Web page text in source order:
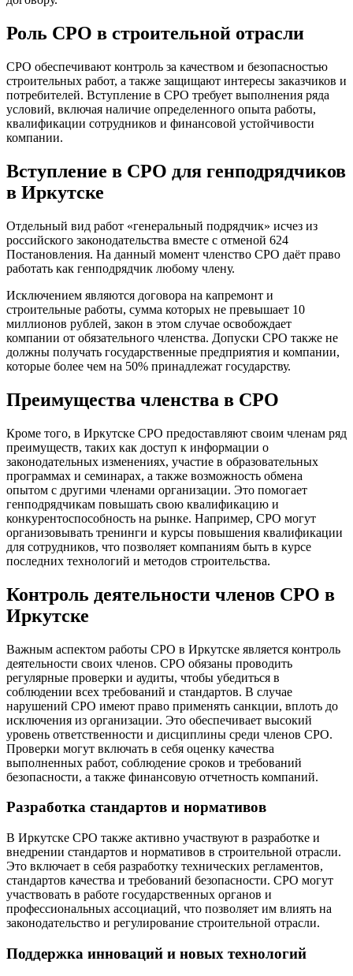
Роль СРО в строительной отрасли
СРО обеспечивают контроль за качеством и безопасностью
строительных работ, а также защищают интересы заказчиков и
потребителей. Вступление в СРО требует выполнения ряда
условий, включая наличие определенного опыта работы,
квалификации сотрудников и финансовой устойчивости
компании.
Вступление в СРО для генподрядчиков
в Иркутске
Отдельный вид работ «генеральный подрядчик» исчез из
российского законодательства вместе с отменой 624
Постановления. На данный момент членство СРО даёт право
работать как генподрядчик любому члену.
Исключением являются договора на капремонт и
строительные работы, сумма которых не превышает 10
миллионов рублей, закон в этом случае освобождает
компании от обязательного членства. Допуски СРО также не
должны получать государственные предприятия и компании,
которые более чем на 50% принадлежат государству.
Преимущества членства в СРО
Кроме того, в Иркутске СРО предоставляют своим членам ряд
преимуществ, таких как доступ к информации о
законодательных изменениях, участие в образовательных
программах и семинарах, а также возможность обмена
опытом с другими членами организации. Это помогает
генподрядчикам повышать свою квалификацию и
конкурентоспособность на рынке. Например, СРО могут
организовывать тренинги и курсы повышения квалификации
для сотрудников, что позволяет компаниям быть в курсе
последних технологий и методов строительства.
Контроль деятельности членов СРО в
Иркутске
Важным аспектом работы СРО в Иркутске является контроль
деятельности своих членов. СРО обязаны проводить
регулярные проверки и аудиты, чтобы убедиться в
соблюдении всех требований и стандартов. В случае
нарушений СРО имеют право применять санкции, вплоть до
исключения из организации. Это обеспечивает высокий
уровень ответственности и дисциплины среди членов СРО.
Проверки могут включать в себя оценку качества
выполненных работ, соблюдение сроков и требований
безопасности, а также финансовую отчетность компаний.
Разработка стандартов и нормативов
В Иркутске СРО также активно участвуют в разработке и
внедрении стандартов и нормативов в строительной отрасли.
Это включает в себя разработку технических регламентов,
стандартов качества и требований безопасности. СРО могут
участвовать в работе государственных органов и
профессиональных ассоциаций, что позволяет им влиять на
законодательство и регулирование строительной отрасли.
Поддержка инноваций и новых технологий